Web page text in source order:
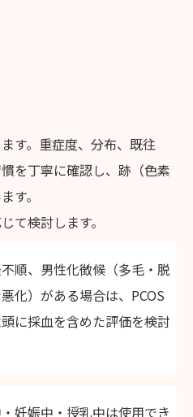
す。重症度、分布、既往
を丁寧に確認し、跡（色素
す。
て検討します。
順、男性化徴候（多毛・脱
化）がある場合は、PCOS
に採血を含めた評価を検討
妊娠中・授乳中は使用でき